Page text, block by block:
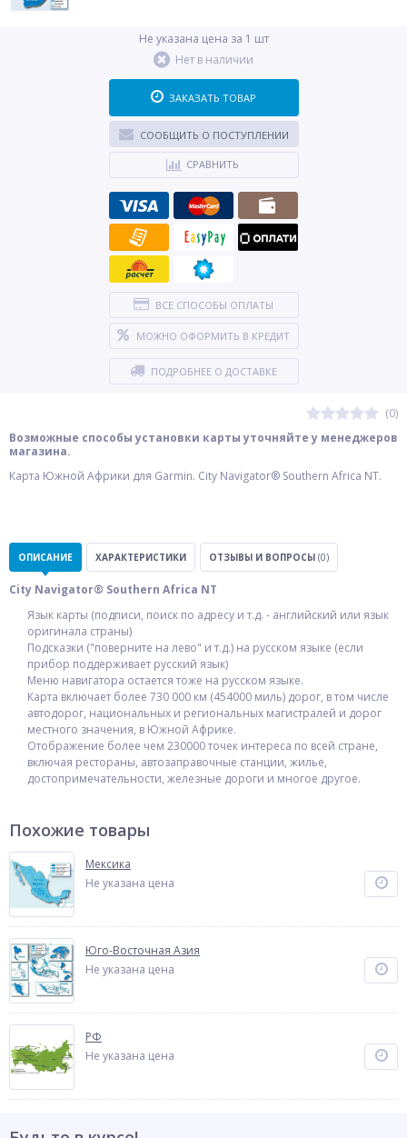
(0)
Возможные способы установки карты уточняйте у менеджеров
магазина.
Карта Южной Африки для Garmin. City Navigator® Southern Africa NT.
Не указана цена за 1 шт
Нет в наличии
ЗАКАЗАТЬ ТОВАР
СООБЩИТЬ О ПОСТУПЛЕНИИ
СРАВНИТЬ
ВСЕ СПОСОБЫ ОПЛАТЫ
МОЖНО ОФОРМИТЬ В КРЕДИТ
ПОДРОБНЕЕ О ДОСТАВКЕ
ОПИСАНИЕ ХАРАКТЕРИСТИКИ ОТЗЫВЫ И ВОПРОСЫ (0)
City Navigator® Southern Africa NT
Язык карты (подписи, поиск по адресу и т.д. - английский или язык
оригинала страны)
Подсказки ("поверните на лево" и т.д.) на русском языке (если
прибор поддерживает русский язык)
Меню навигатора остается тоже на русском языке.
Карта включает более 730 000 км (454000 миль) дорог, в том числе
автодорог, национальных и региональных магистралей и дорог
местного значения, в Южной Африке.
Отображение более чем 230000 точек интереса по всей стране,
включая рестораны, автозаправочные станции, жилье,
достопримечательности, железные дороги и многое другое.
Похожие товары
Мексика
Не указана цена
Юго-Восточная Азия
Не указана цена
РФ
Не указана цена